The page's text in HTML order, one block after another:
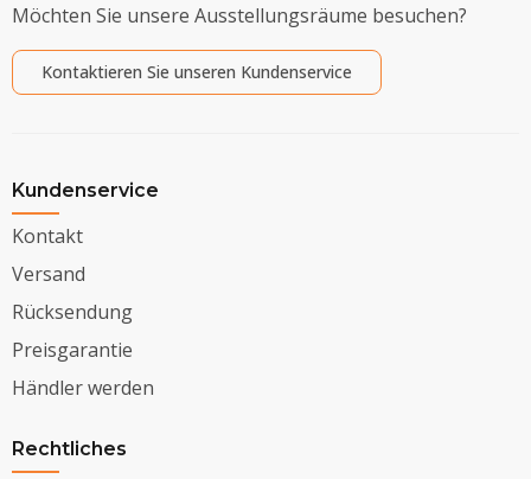
Möchten Sie unsere Ausstellungsräume besuchen?
Kontaktieren Sie unseren Kundenservice
Kundenservice
Kontakt
Versand
Rücksendung
Preisgarantie
Händler werden
Rechtliches